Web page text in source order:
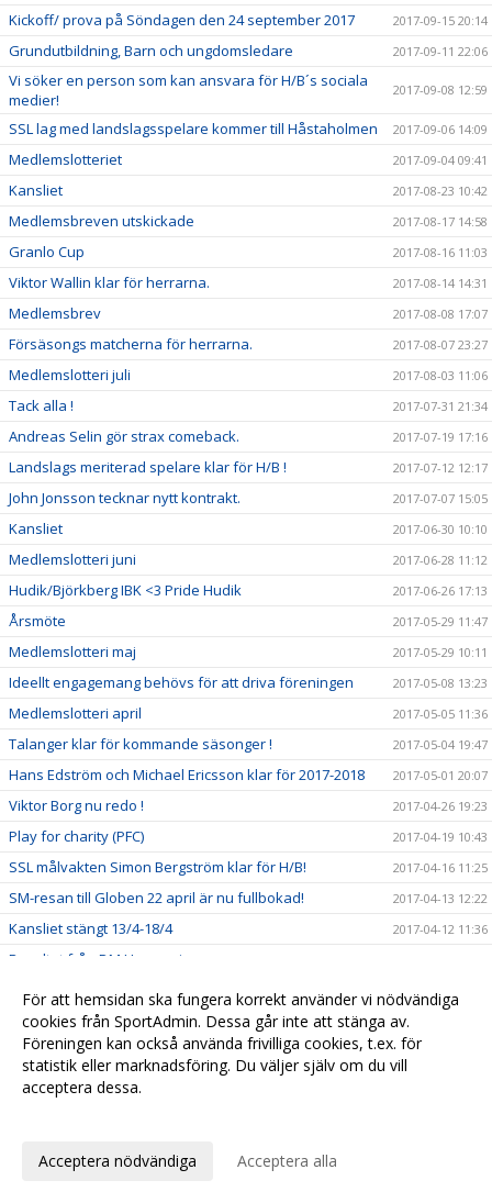
Kickoff/ prova på Söndagen den 24 september 2017 2017-09-15 20:14
Grundutbildning, Barn och ungdomsledare 2017-09-11 22:06
Vi söker en person som kan ansvara för H/B´s sociala
medier!
2017-09-08 12:59
SSL lag med landslagsspelare kommer till Håstaholmen 2017-09-06 14:09
Medlemslotteriet 2017-09-04 09:41
Kansliet 2017-08-23 10:42
Medlemsbreven utskickade 2017-08-17 14:58
Granlo Cup 2017-08-16 11:03
Viktor Wallin klar för herrarna. 2017-08-14 14:31
Medlemsbrev 2017-08-08 17:07
Försäsongs matcherna för herrarna. 2017-08-07 23:27
Medlemslotteri juli 2017-08-03 11:06
Tack alla ! 2017-07-31 21:34
Andreas Selin gör strax comeback. 2017-07-19 17:16
Landslags meriterad spelare klar för H/B ! 2017-07-12 12:17
John Jonsson tecknar nytt kontrakt. 2017-07-07 15:05
Kansliet 2017-06-30 10:10
Medlemslotteri juni 2017-06-28 11:12
Hudik/Björkberg IBK <3 Pride Hudik 2017-06-26 17:13
Årsmöte 2017-05-29 11:47
Medlemslotteri maj 2017-05-29 10:11
Ideellt engagemang behövs för att driva föreningen 2017-05-08 13:23
Medlemslotteri april 2017-05-05 11:36
Talanger klar för kommande säsonger ! 2017-05-04 19:47
Hans Edström och Michael Ericsson klar för 2017-2018 2017-05-01 20:07
Viktor Borg nu redo ! 2017-04-26 19:23
Play for charity (PFC) 2017-04-19 10:43
SSL målvakten Simon Bergström klar för H/B! 2017-04-16 11:25
SM-resan till Globen 22 april är nu fullbokad! 2017-04-13 12:22
Kansliet stängt 13/4-18/4 2017-04-12 11:36
Resultat från DM Herrsenior
Play for Charity 2017-04-10 11:42
DM omlottat och bara på lördag 8 april 2017-04-05 19:24
DM Herrseniorer 8 april 2017-04-04 08:03
Insamling till Playforcharity
För att hemsidan ska fungera korrekt använder vi nödvändiga
cookies från SportAdmin. Dessa går inte att stänga av.
Föreningen kan också använda frivilliga cookies, t.ex. för
statistik eller marknadsföring. Du väljer själv om du vill
acceptera dessa.
Acceptera nödvändiga Acceptera alla